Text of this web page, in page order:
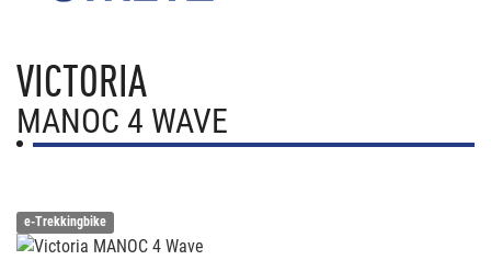
VICTORIA
MANOC 4 WAVE
e-Trekkingbike